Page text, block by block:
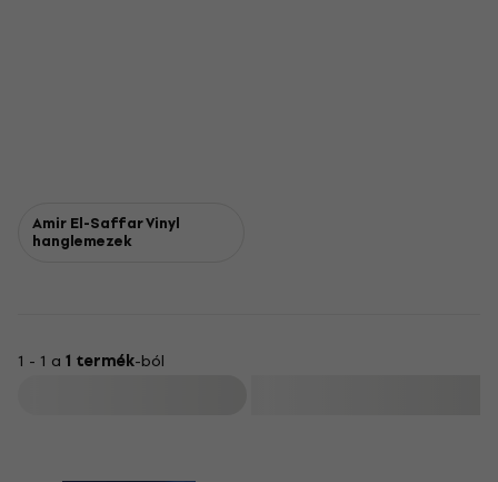
Amir El-Saffar Vinyl
hanglemezek
1 - 1 a 1 termék-ból